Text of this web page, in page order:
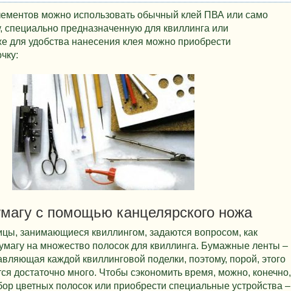
можно использовать обычный клей ПВА или само
предназначенную для квиллинга или
для удобства нанесения клея можно приобрести
с помощью канцелярского ножа
занимающиеся квиллингом, задаются вопросом, как
на множество полосок для квиллинга. Бумажные ленты –
каждой квиллинговой поделки, поэтому, порой, этого
достаточно много. Чтобы сэкономить время, можно, конечно,
цветных полосок или приобрести специальные устройства –